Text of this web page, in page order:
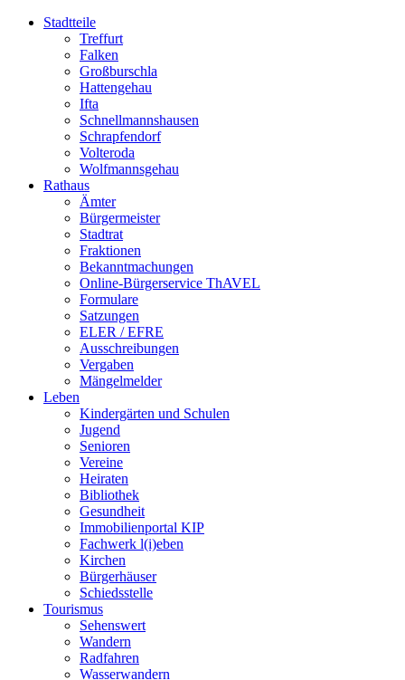
Stadtteile
Treffurt
Falken
Großburschla
Hattengehau
Ifta
Schnellmannshausen
Schrapfendorf
Volteroda
Wolfmannsgehau
Rathaus
Ämter
Bürgermeister
Stadtrat
Fraktionen
Bekanntmachungen
Online-Bürgerservice ThAVEL
Formulare
Satzungen
ELER / EFRE
Ausschreibungen
Vergaben
Mängelmelder
Leben
Kindergärten und Schulen
Jugend
Senioren
Vereine
Heiraten
Bibliothek
Gesundheit
Immobilienportal KIP
Fachwerk l(i)eben
Kirchen
Bürgerhäuser
Schiedsstelle
Tourismus
Sehenswert
Wandern
Radfahren
Wasserwandern